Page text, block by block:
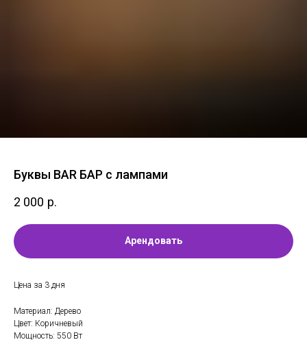
Буквы BAR БАР с лампами
2 000 р.
Арендовать
Цена за 3 дня
Материал: Дерево
Цвет: Коричневый
Мощность: 550 Вт